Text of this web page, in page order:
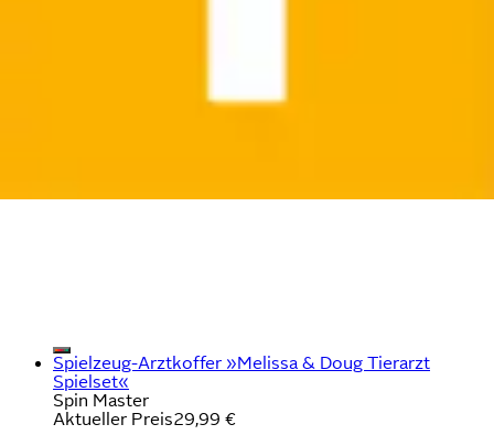
Spielzeug-Arztkoffer »Melissa & Doug Tierarzt
Spielset«
Spin Master
Aktueller Preis29,99 €